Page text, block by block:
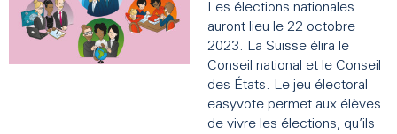
Les élections nationales
auront lieu le 22 octobre
2023. La Suisse élira le
Conseil national et le Conseil
des États. Le jeu électoral
easyvote permet aux élèves
de vivre les élections, qu’ils